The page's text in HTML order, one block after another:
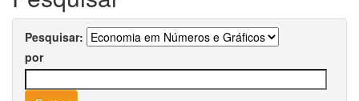
Pesquisar:
por